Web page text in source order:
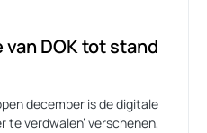
DOK tot stand
december is de digitale
te verdwalen’ verschenen,